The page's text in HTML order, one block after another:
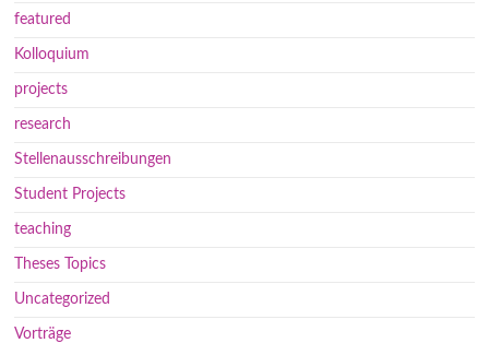
featured
Kolloquium
projects
research
Stellenausschreibungen
Student Projects
teaching
Theses Topics
Uncategorized
Vorträge